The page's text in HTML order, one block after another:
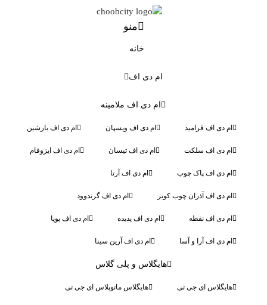
منو
خانه
ام دی اف
ام دی اف ملامینه
ام دی اف فرامید ام دی اف ویسپان ام دی اف بارشین
ام دی اف سلکت ام دی اف تیسان ام دی اف ایزوفام
ام دی اف پاک چوب ام دی اف آرتا
ام دی اف آذران چوب کویر ام دی اف گرندوود
ام دی اف نقطه ام دی اف پدیده ام دی اف پویا
ام دی اف آرا و آسا ام دی اف آرین سینا
هایگلاس و پلی گلاس
هایگلاس ای جی تی هایگلاس ماتوپلاس ای جی تی